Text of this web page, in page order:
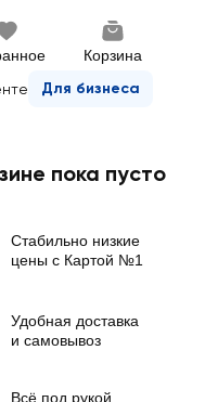
Корзина
Для бизнеса
пока пусто
Стабильно низкие
цены с Картой №1
Удобная доставка
и самовывоз
Всё под рукой